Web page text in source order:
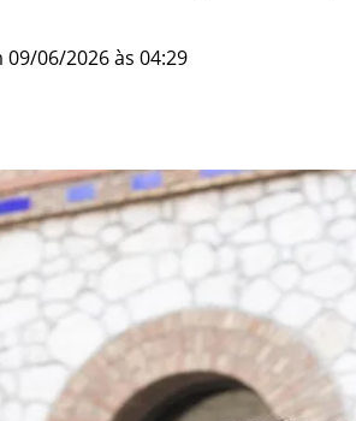
09/06/2026 às 04:29